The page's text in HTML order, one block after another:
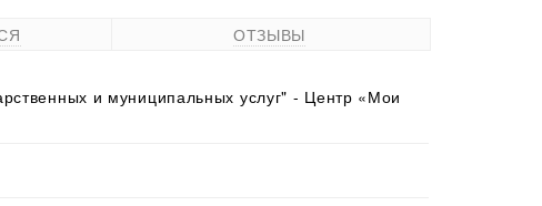
ОТЗЫВЫ
и муниципальных услуг" - Центр «Мои